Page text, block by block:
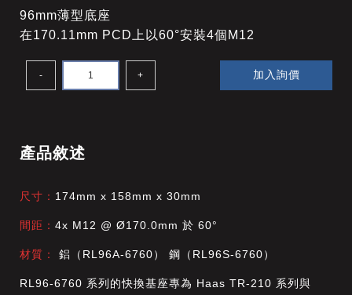
96mm薄型底座
在170.11mm PCD上以60°安裝4個M12
- + 加入詢價
產品敘述
尺寸： 174mm x 158mm x 30mm
間距：4x M12 @ Ø170.0mm 於 60°
材質：鋁（RL96A-6760） 鋼（RL96S-6760）
RL96-6760 系列的快換基座專為 Haas TR-210 系列與